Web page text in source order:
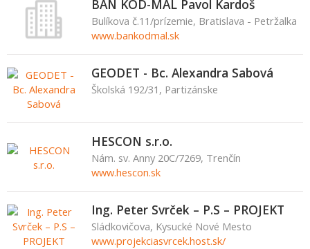
BAN KOD-MAL Pavol Kardoš
Bulíkova č.11/prízemie, Bratislava - Petržalka
www.bankodmal.sk
GEODET - Bc. Alexandra Sabová
Školská 192/31, Partizánske
HESCON s.r.o.
Nám. sv. Anny 20C/7269, Trenčín
www.hescon.sk
Ing. Peter Svrček – P.S – PROJEKT
Sládkovičova, Kysucké Nové Mesto
www.projekciasvrcek.host.sk/